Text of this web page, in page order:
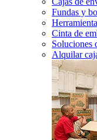
Fundas y
Cinta de
Soluciones
Alquilar